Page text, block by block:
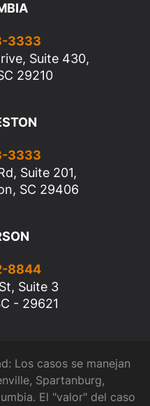
3333
Suite 430,
29210
3333
Suite 201,
SC 29406
8844
Suite 3
- 29621
Los casos se manejan
Spartanburg,
El "valor" del caso